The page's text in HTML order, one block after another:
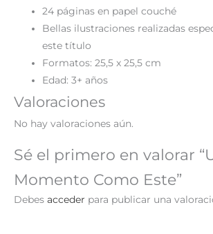
24 páginas en papel couché
Bellas ilustraciones realizadas
este título
Formatos: 25,5 x 25,5 cm
Edad: 3+ años
Valoraciones
No hay valoraciones aún.
Sé el primero en valorar
Momento Como Este”
Debes acceder para publicar una